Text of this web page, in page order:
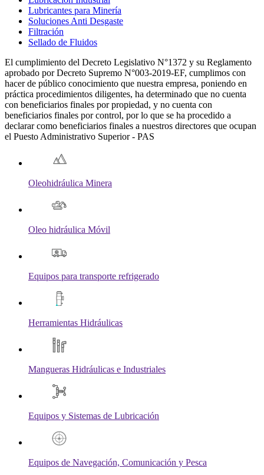
Lubricantes para Minería
Soluciones Anti Desgaste
Filtración
Sellado de Fluidos
El cumplimiento del Decreto Legislativo N°1372 y su Reglamento
aprobado por Decreto Supremo N°003-2019-EF, cumplimos con
hacer de público conocimiento que nuestra empresa, poniendo en
práctica procedimientos diligentes, ha determinado que no cuenta
con beneficiarios finales por propiedad, y no cuenta con
beneficiarios finales por control, por lo que se ha procedido a
declarar como beneficiarios finales a nuestros directores que ocupan
el Puesto Administrativo Superior - PAS
Oleohidráulica Minera
Oleo hidráulica Móvil
Equipos para transporte refrigerado
Herramientas Hidráulicas
Mangueras Hidráulicas e Industriales
Equipos y Sistemas de Lubricación
Equipos de Navegación, Comunicación y Pesca